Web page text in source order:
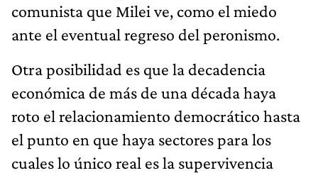
comunista que Milei ve, como el miedo
ante el eventual regreso del peronismo.
Otra posibilidad es que la decadencia
económica de más de una década haya
roto el relacionamiento democrático hasta
el punto en que haya sectores para los
cuales lo único real es la supervivencia